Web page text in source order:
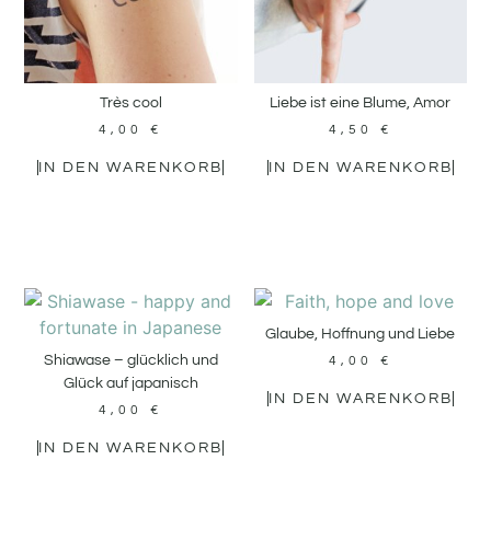
Très cool
4,00€
IN DEN WARENKORB
Liebe ist eine Blume, Amor
4,50 €
IN DEN WARENKORB
Shiawase – glücklich und
Glück auf japanisch
4,00€
IN DEN WARENKORB
Glaube, Hoffnung und Liebe
4,00 €
IN DEN WARENKORB